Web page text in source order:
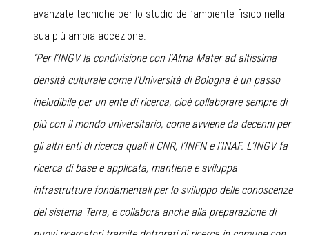
avanzate tecniche per lo studio dell’ambiente fisico nella
sua più ampia accezione.
“Per l’INGV la condivisione con l’Alma Mater ad altissima
densità culturale come l’Università di Bologna è un passo
ineludibile per un ente di ricerca, cioè collaborare sempre di
più con il mondo universitario, come avviene da decenni per
gli altri enti di ricerca quali il CNR, l’INFN e l’INAF. L’INGV fa
ricerca di base e applicata, mantiene e sviluppa
infrastrutture fondamentali per lo sviluppo delle conoscenze
del sistema Terra, e collabora anche alla preparazione di